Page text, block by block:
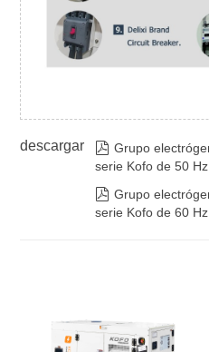
descargar  Grupo
serie Kofo de 50
 Grupo
serie Kofo de 60